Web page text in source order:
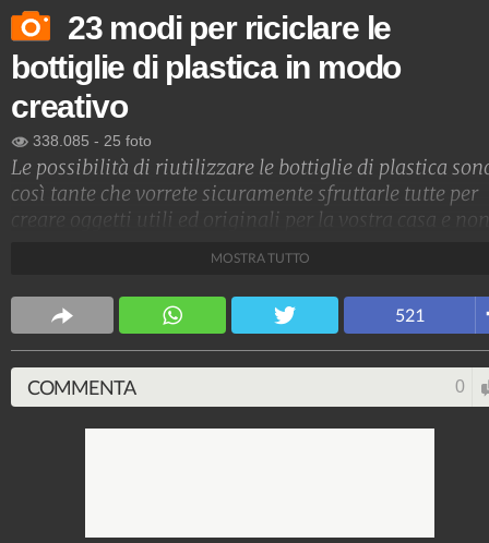
23 modi per riciclare le
bottiglie di plastica in modo
creativo
338.085 - 25 foto
Le possibilità di riutilizzare le bottiglie di plastica
così tante che vorrete sicuramente sfruttarle tutte per
creare oggetti utili ed originali per la vostra casa e non
CS Design
63.616.935 171 video 5.817 foto
MOSTRA TUTTO
521
COMMENTA 0